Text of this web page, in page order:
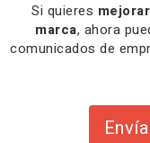
Si quieres
marca, ahora
comunicados de